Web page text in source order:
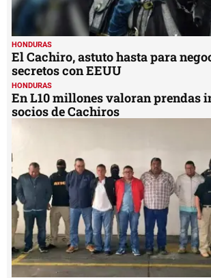
HONDURAS
El Cachiro, astuto hasta para
secretos con EEUU
HONDURAS
En L10 millones valoran prendas
socios de Cachiros